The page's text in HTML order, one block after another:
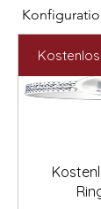
Preis
2.547,00 €
Kostenlos